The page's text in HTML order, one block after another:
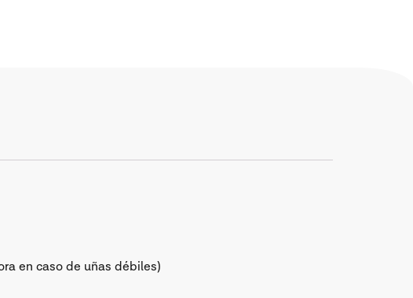
en caso de uñas débiles)